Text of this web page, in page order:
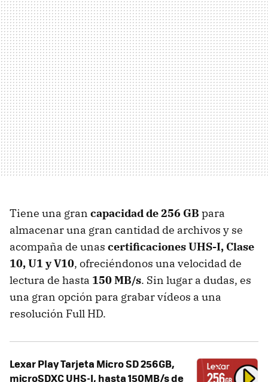
Tiene una gran capacidad de256 GB para
almacenar una gran cantidad de archivos y se
acompaña de unas certificaciones UHS-I, Clase
10, U1 y V10, ofreciéndonos una velocidad de
lectura de hasta 150 MB/s. Sin lugar a dudas, es
una gran opción para grabar vídeos a una
resolución Full HD.
Lexar Play Tarjeta Micro SD 256GB,
microSDXC UHS-I, hasta 150MB/s de